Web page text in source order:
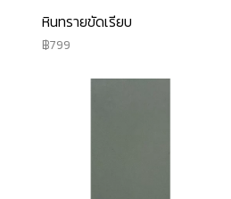
หินทรายขัดเรียบ
799